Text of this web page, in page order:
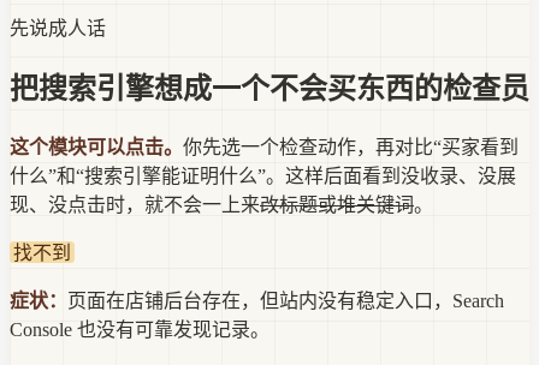
先说成人话
把搜索引擎想成一个不会买东西的检查员
这个模块可以点击。 你先选一个检查动作，再对比“买家看到
什么”和“搜索引擎能证明什么”。这样后面看到没收录、没展
现、没点击时，就不会一上来改标题或堆关键词。
找不到
症状：
页面在店铺后台存在，但站内没有稳定入口，Search
Console 也没有可靠发现记录。